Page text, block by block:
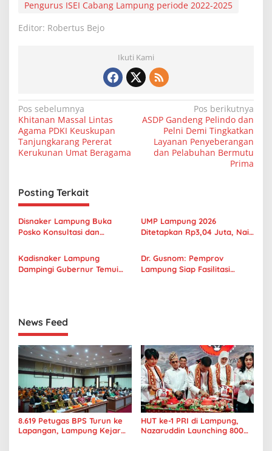
Pengurus ISEI Cabang Lampung periode 2022-2025
Editor: Robertus Bejo
Ikuti Kami
N
a
v
a
s
i
o
Pos sebelumnya
Khitanan Massal Lintas
Agama PDKI Keuskupan
Tanjungkarang Pererat
Kerukunan Umat Beragama
Pos berikutnya
ASDP Gandeng Pelindo dan
Pelni Demi Tingkatkan
Layanan Penyeberangan
dan Pelabuhan Bermutu
Prima
Posting Terkait
Disnaker Lampung Buka
Posko Konsultasi dan
Terima Tiga Laporan
UMP Lampung 2026
Ditetapkan Rp3,04 Juta, Naik
Kadisnaker Lampung
Dampingi Gubernur Temui
Dr. Gusnom: Pemprov
Lampung Siap Fasilitasi
News Feed
8.619 Petugas BPS Turun ke
Lapangan, Lampung Kejar
HUT ke-1 PRI di Lampung,
Nazaruddin Launching 800